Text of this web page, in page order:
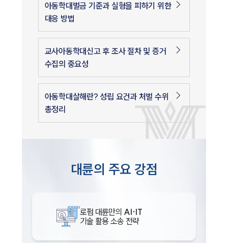
아동학대벌금 기준과 실형을 피하기 위한
대응 방법
교사아동학대신고 후 조사 절차 및 증거
수집의 중요성
아동학대살해란? 성립 요건과 처벌 수위
총정리
대륜의 주요 강점
로펌 대륜만의 AI·IT
기술 활용 소송 전략